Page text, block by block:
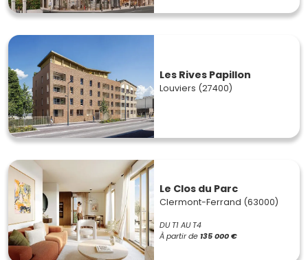
Les Rives Papillon
Louviers (27400)
Le Clos du Parc
Clermont-Ferrand (63000)
DU T1 AU T4
À partir de 135 000 €